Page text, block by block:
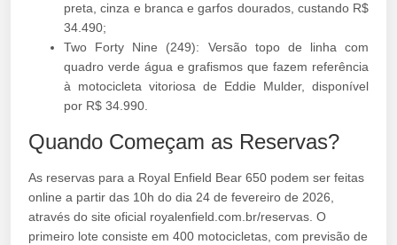
preta, cinza e branca e garfos dourados, custando R$
34.490;
Two Forty Nine (249): Versão topo de linha com
quadro verde água e grafismos que fazem referência
à motocicleta vitoriosa de Eddie Mulder, disponível
por R$ 34.990.
Quando Começam as Reservas?
As reservas para a Royal Enfield Bear 650 podem ser feitas
online a partir das 10h do dia 24 de fevereiro de 2026,
através do site oficial royalenfield.com.br/reservas. O
primeiro lote consiste em 400 motocicletas, com previsão de